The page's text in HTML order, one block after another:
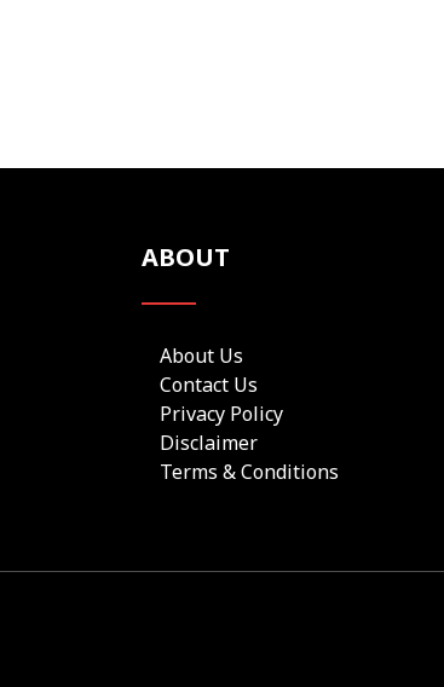
ABOUT
About Us
Contact Us
Privacy Policy
Disclaimer
Terms & Conditions